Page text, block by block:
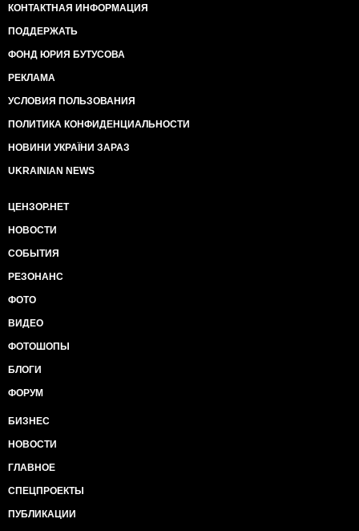
КОНТАКТНАЯ ИНФОРМАЦИЯ
ПОДДЕРЖАТЬ
ФОНД ЮРИЯ БУТУСОВА
РЕКЛАМА
УСЛОВИЯ ПОЛЬЗОВАНИЯ
ПОЛИТИКА КОНФИДЕНЦИАЛЬНОСТИ
НОВИНИ УКРАЇНИ ЗАРАЗ
UKRAINIAN NEWS
ЦЕНЗОР.НЕТ
НОВОСТИ
СОБЫТИЯ
РЕЗОНАНС
ФОТО
ВИДЕО
ФОТОШОПЫ
БЛОГИ
ФОРУМ
БИЗНЕС
НОВОСТИ
ГЛАВНОЕ
СПЕЦПРОЕКТЫ
ПУБЛИКАЦИИ